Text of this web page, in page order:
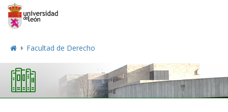
Facultad de Derecho